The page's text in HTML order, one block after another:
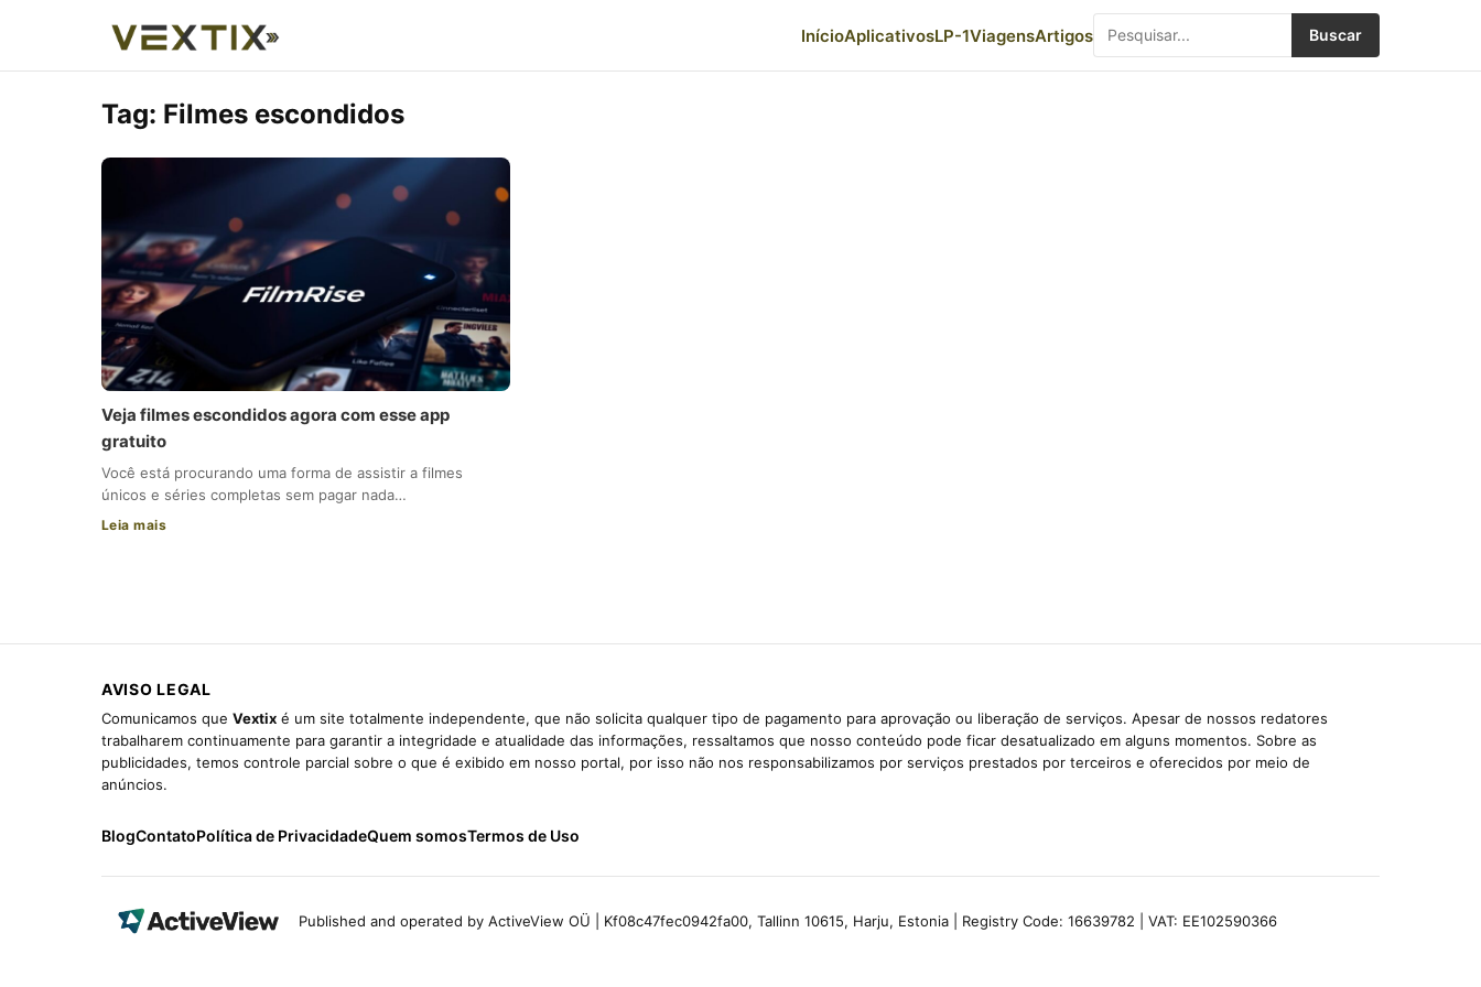
InícioAplicativosLP-1ViagensArtigos Buscar
Tag: Filmes escondidos
Veja filmes escondidos agora com esse app
gratuito
Você está procurando uma forma de assistir a filmes
únicos e séries completas sem pagar nada…
Leia mais
AVISO LEGAL
Comunicamos que Vextix é um site totalmente independente, que não solicita qualquer tipo de pagamento para aprovação ou liberação de serviços. Apesar de nossos redatores
trabalharem continuamente para garantir a integridade e atualidade das informações, ressaltamos que nosso conteúdo pode ficar desatualizado em alguns momentos. Sobre as
publicidades, temos controle parcial sobre o que é exibido em nosso portal, por isso não nos responsabilizamos por serviços prestados por terceiros e oferecidos por meio de
anúncios.
BlogContatoPolítica de PrivacidadeQuem somosTermos de Uso
Published and operated by ActiveView OÜ | Kf08c47fec0942fa00, Tallinn 10615, Harju, Estonia | Registry Code: 16639782 | VAT: EE102590366